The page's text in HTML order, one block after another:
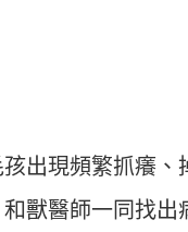
出現頻繁抓癢、
獸醫師一同找出